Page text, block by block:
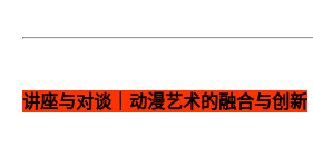
讲座与对谈｜动漫艺术的融合与创新